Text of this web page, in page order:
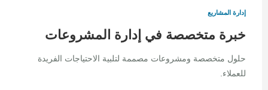
إدارة المشاريع
خبرة متخصصة في إدارة المشروعات
حلول متخصصة ومشروعات مصممة لتلبية الاحتياجات الفريدة
للعملاء.